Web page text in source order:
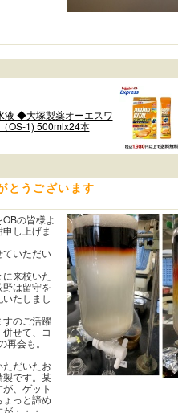
液 ◆大塚製薬オーエスワ
OS-1) 500mlx24本
とうございます
の皆様よ
し上げま
ていただい
来校いた
は留守を
たしまし
すのご活躍
せて、コ
会も。
ただいたお
製です。某
、ゲット
ょっと諦め
・・・、